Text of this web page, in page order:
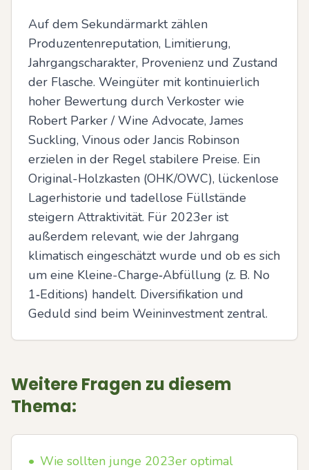
Auf dem Sekundärmarkt zählen
Produzentenreputation, Limitierung,
Jahrgangscharakter, Provenienz und Zustand
der Flasche. Weingüter mit kontinuierlich
hoher Bewertung durch Verkoster wie
Robert Parker / Wine Advocate, James
Suckling, Vinous oder Jancis Robinson
erzielen in der Regel stabilere Preise. Ein
Original-Holzkasten (OHK/OWC), lückenlose
Lagerhistorie und tadellose Füllstände
steigern Attraktivität. Für 2023er ist
außerdem relevant, wie der Jahrgang
klimatisch eingeschätzt wurde und ob es sich
um eine Kleine-Charge‑Abfüllung (z. B. No
1‑Editions) handelt. Diversifikation und
Geduld sind beim Weininvestment zentral.
Weitere Fragen zu diesem
Thema:
• Wie sollten junge 2023er optimal